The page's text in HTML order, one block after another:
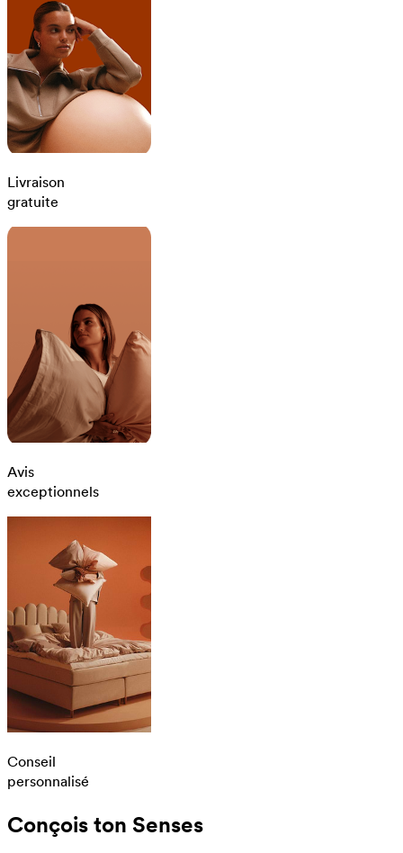
Livraison
gratuite
Avis
exceptionnels
Conseil
personnalisé
Conçois ton Senses